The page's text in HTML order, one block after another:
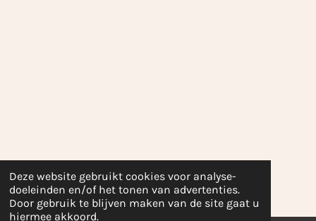
Deze website gebruikt cookies voor analyse-
doeleinden en/of het tonen van advertenties.
Door gebruik te blijven maken van de site gaat u
hiermee akkoord.